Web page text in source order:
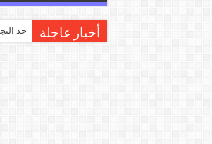
أخبار عاجلة حد